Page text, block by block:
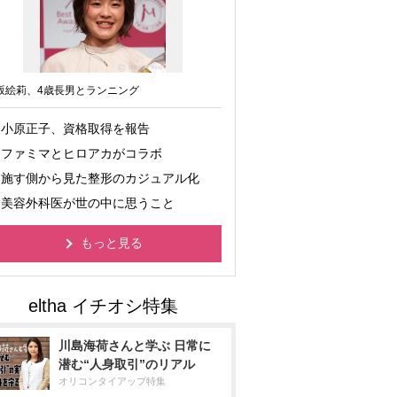
絵莉、4歳長男とランニング
小原正子、資格取得を報告
ファミマとヒロアカがコラボ
施す側から見た整形のカジュアル化
美容外科医が世の中に思うこと
もっと見る
川島海荷さんと学ぶ 日常に
潜む“人身取引”のリアル
オリコンタイアップ特集